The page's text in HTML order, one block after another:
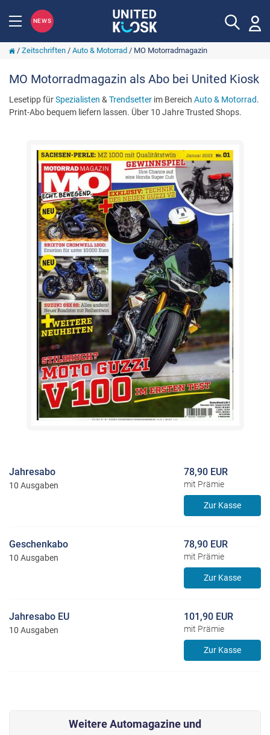
NEWS
/ Zeitschriften/ Auto & Motorrad / MO Motorradmagazin
MO Motorradmagazin als Abo bei United Kiosk
Lesetipp fürSpezialisten & Trendsetter im Bereich Auto & Motorrad.
Print-Abo bequem liefern lassen. Über 10 Jahre Trusted Shops.
Jahresabo
10 Ausgaben
78,90 EUR
mit Prämie
Zur Kasse
Geschenkabo
10 Ausgaben
78,90 EUR
mit Prämie
Zur Kasse
Jahresabo EU
10 Ausgaben
101,90 EUR
mit Prämie
Zur Kasse
Weitere Automagazine und